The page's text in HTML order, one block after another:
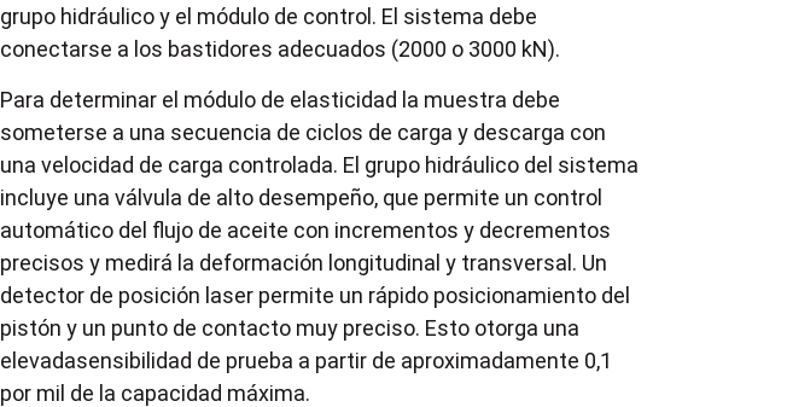
grupo hidráulico y el módulo de control. El sistema debe
conectarse a los bastidores adecuados (2000 o 3000 kN).
Para determinar el módulo de elasticidad la muestra debe
someterse a una secuencia de ciclos de carga y descarga con
una velocidad de carga controlada. El grupo hidráulico del sistema
incluye una válvula de alto desempeño, que permite un control
automático del flujo de aceite con incrementos y decrementos
precisos y medirá la deformación longitudinal y transversal. Un
detector de posición laser permite un rápido posicionamiento del
pistón y un punto de contacto muy preciso. Esto otorga una
elevadasensibilidad de prueba a partir de aproximadamente 0,1
por mil de la capacidad máxima.